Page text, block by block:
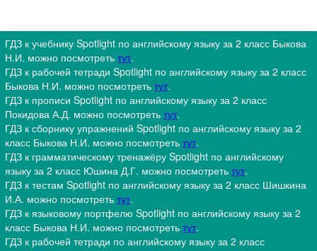
ГДЗ к учебнику Spotlight по английскому языку за 2 класс Быкова
Н.И. можно посмотреть тут.
ГДЗ к рабочей тетради Spotlight по английскому языку за 2 класс
Быкова Н.И. можно посмотреть тут.
ГДЗ к прописи Spotlight по английскому языку за 2 класс
Покидова А.Д. можно посмотреть тут.
ГДЗ к сборнику упражнений Spotlight по английскому языку за 2
класс Быкова Н.И. можно посмотреть тут.
ГДЗ к грамматическому тренажёру Spotlight по английскому
языку за 2 класс Юшина Д.Г. можно посмотреть тут.
ГДЗ к тестам Spotlight по английскому языку за 2 класс Шишкина
И.А. можно посмотреть тут.
ГДЗ к языковому портфелю Spotlight по английскому языку за 2
класс Быкова Н.И. можно посмотреть тут.
ГДЗ к рабочей тетради по английскому языку за 2 класс